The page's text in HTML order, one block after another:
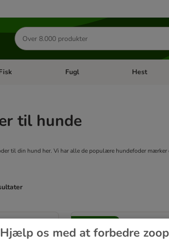
Søg
efter
produkter
kategori menu: GnaverÅben kategori menu: Fisk
Fugl Åben
Hest
til hunde
til din hund her. Vi har alle de populære hundefoder
zooplus favorit
Hjælp os med at forbedre